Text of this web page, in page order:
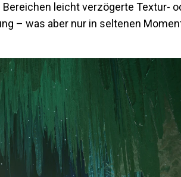
leicht verzögerte Textur-
– was aber nur in seltenen